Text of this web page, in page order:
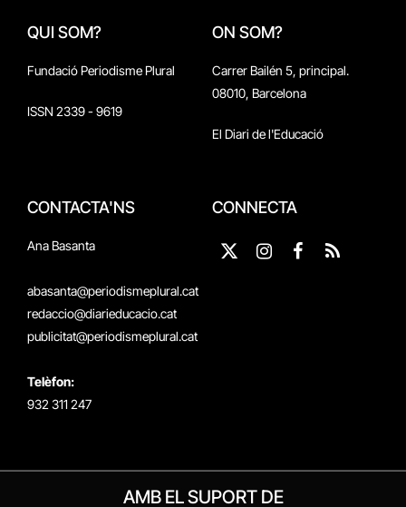
QUI SOM?
Fundació Periodisme Plural
ISSN 2339 - 9619
ON SOM?
Carrer Bailén 5, principal.
08010, Barcelona
El Diari de l'Educació
CONTACTA'NS
Ana Basanta
abasanta@periodismeplural.cat
redaccio@diarieducacio.cat
publicitat@periodismeplural.cat
Telèfon:
932 311 247
CONNECTA
X
Instagram
Facebook
RSS
AMB EL SUPORT DE